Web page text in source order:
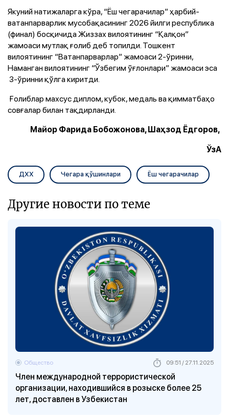
Якуний натижаларга кўра, “Ёш чегарачилар” ҳарбий-
ватанпарварлик мусобақасининг 2026 йилги республика
(финал) босқичида Жиззах вилоятининг “Қалқон”
жамоаси мутлақ ғолиб деб топилди. Тошкент
вилоятининг “Ватанпарварлар” жамоаси 2-ўринни,
Наманган вилоятининг “Ўзбегим ўғлонлари” жамоаси эса
3-ўринни қўлга киритди.
Ғолиблар махсус диплом, кубок, медаль ва қимматбаҳо
совғалар билан тақдирланди.
Майор Фарида Бобожонова, Шаҳзод Ёдгоров,
ЎзА
ДХХ Чегара қўшинлари Ёш чегарачилар
Другие новости по теме
Член международной террористической
организации, находившийся в розыске более 25
лет, доставлен в Узбекистан
Общество 09:51 / 27.11.2025